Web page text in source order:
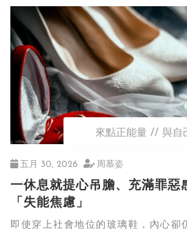
職場商業經濟
影片專區
關於我們
來點正能量 與自
五月 30, 2026 周慕姿
一休息就提心吊膽、充滿罪惡
「失能焦慮」
即使穿上社會地位的玻璃鞋，內心卻